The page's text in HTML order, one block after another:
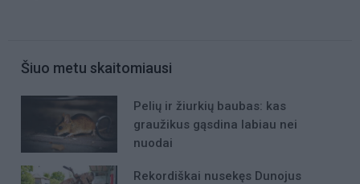
Šiuo metu skaitomiausi
Pelių ir žiurkių baubas: kas
graužikus gąsdina labiau nei
nuodai
Rekordiškai nusekęs Dunojus